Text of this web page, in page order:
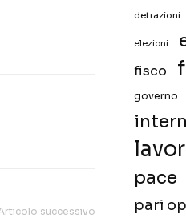
successivo
detrazioni
elezioni
fisco
governo
pace
pari